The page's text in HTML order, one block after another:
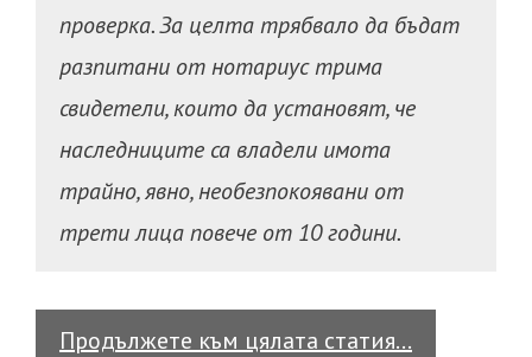
проверка. За целта трябвало да бъдат
разпитани от нотариус трима
свидетели, които да установят, че
наследниците са владели имота
трайно, явно, необезпокоявани от
трети лица повече от 10 години.
Продължете към цялата статия…